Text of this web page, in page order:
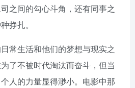
之间的勾心斗角，还有同事之
挣扎。
常生活和他们的梦想与现实之
了不被时代淘汰而奋斗，但当
人的力量显得渺小。电影中那